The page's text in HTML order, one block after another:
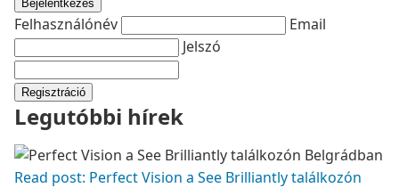
Bejelentkezés
Felhasználónév
Email
Jelszó
Regisztráció
Legutóbbi hírek
Read post: Perfect Vision a See Brilliantly találkozón